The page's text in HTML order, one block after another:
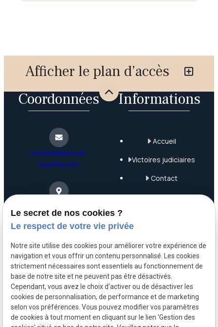
Afficher le plan d’accès
Coordonnées
contact@avocat-
boutmy.com
75012 Paris
06 63 68 71 99
Informations
Accueil
Victoires judiciaires
Contact
Politique de
confidentialité
Gestion des cookies
A propos
Le secret de nos cookies ?
Le respect de votre vie privée
Notre site utilise des cookies pour améliorer votre expérience de
navigation et vous offrir un contenu personnalisé. Les cookies
strictement nécessaires sont essentiels au fonctionnement de
base de notre site et ne peuvent pas être désactivés.
Cependant, vous avez le choix d'activer ou de désactiver les
cookies de personnalisation, de performance et de marketing
selon vos préférences. Vous pouvez modifier vos paramètres
de cookies à tout moment en cliquant sur le lien 'Gestion des